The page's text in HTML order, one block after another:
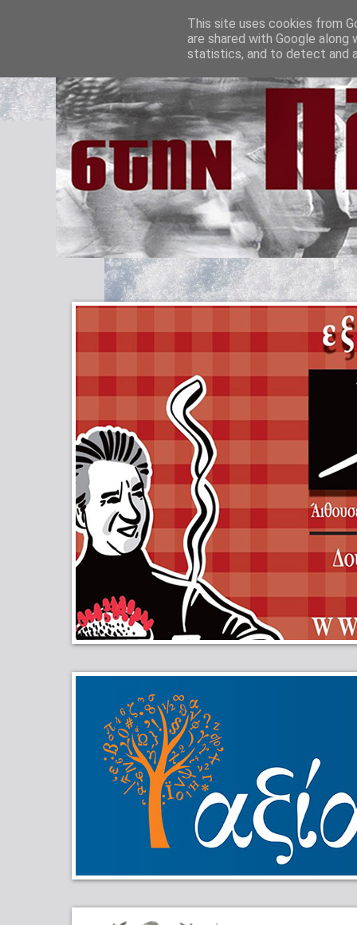
This site uses cookies from
are shared with Google
statistics, and to detect and